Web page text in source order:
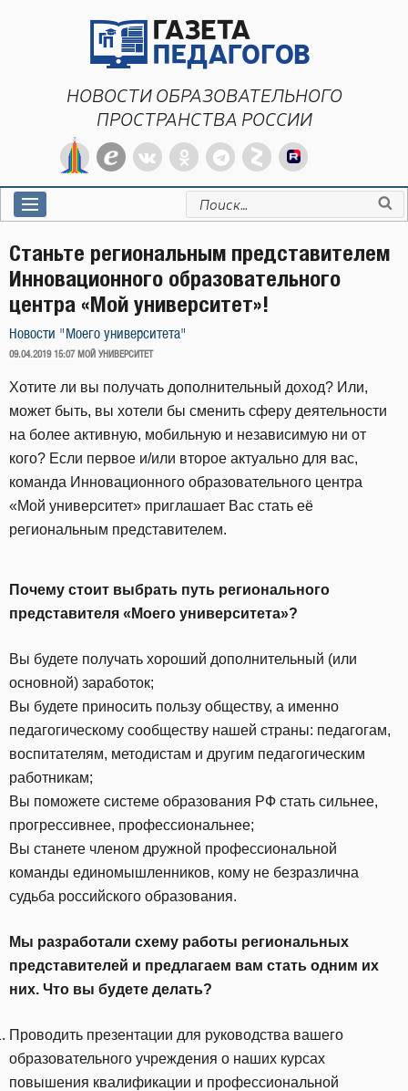
НОВОСТИ ОБРАЗОВАТЕЛЬНОГО
ПРОСТРАНСТВА РОССИИ
Искать:
Станьте региональным представителем
Инновационного образовательного
центра «Мой университет»!
Новости "Моего университета"
ОПУБЛИКОВАНО
09.04.2019 15:07 МОЙ УНИВЕРСИТЕТ
Хотите ли вы получать дополнительный доход? Или,
может быть, вы хотели бы сменить сферу деятельности
на более активную, мобильную и независимую ни от
кого? Если первое и/или второе актуально для вас,
команда Инновационного образовательного центра
«Мой университет» приглашает Вас стать её
региональным представителем.
Почему стоит выбрать путь регионального
представителя «Моего университета»?
Вы будете получать хороший дополнительный (или
основной) заработок;
Вы будете приносить пользу обществу, а именно
педагогическому сообществу нашей страны: педагогам,
воспитателям, методистам и другим педагогическим
работникам;
Вы поможете системе образования РФ стать сильнее,
прогрессивнее, профессиональнее;
Вы станете членом дружной профессиональной
команды единомышленников, кому не безразлична
судьба российского образования.
Мы разработали схему работы региональных
представителей и предлагаем вам стать одним их
них. Что вы будете делать?
Проводить презентации для руководства вашего
образовательного учреждения о наших курсах
повышения квалификации и профессиональной